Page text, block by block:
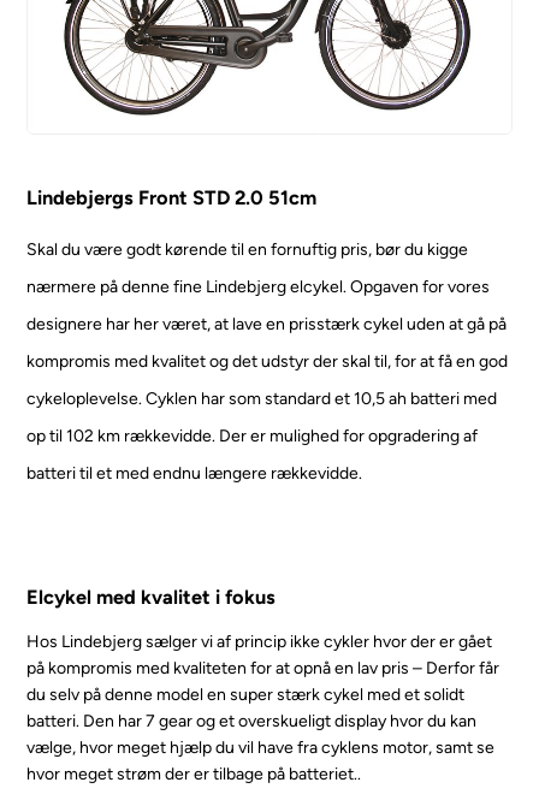
Lindebjergs Front STD 2.0 51cm
Skal du være godt kørende til en fornuftig pris, bør du kigge
nærmere på denne fine Lindebjerg elcykel. Opgaven for vores
designere har her været, at lave en prisstærk cykel uden at gå på
kompromis med kvalitet og det udstyr der skal til, for at få en god
cykeloplevelse.Cyklen har som standard et 10,5 ah batteri med
op til 102 km rækkevidde. Der er mulighed for opgradering af
batteri til et med endnu længere rækkevidde.
Elcykel med kvalitet i fokus
Hos Lindebjerg sælger vi af princip ikke cykler hvor der er gået
på kompromis med kvaliteten for at opnå en lav pris – Derfor får
du selv på denne model en super stærk cykel med et solidt
batteri. Den har 7 gear og et overskueligt display hvor du kan
vælge, hvor meget hjælp du vil have fra cyklens motor, samt se
hvor meget strøm der er tilbage på batteriet..